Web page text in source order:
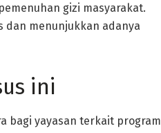
gizi masyarakat.
dan menunjukkan adanya
ini
bagi yayasan terkait program